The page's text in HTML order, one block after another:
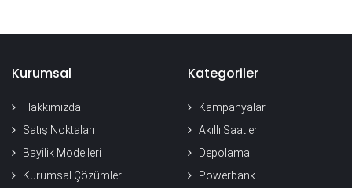
Kurumsal
Hakkımızda
Satış Noktaları
Bayilik Modelleri
Kurumsal Çözümler
Kategoriler
Kampanyalar
Akıllı Saatler
Depolama
Powerbank